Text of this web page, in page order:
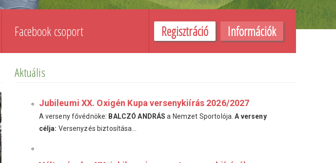
Facebook csoport Regisztráció Információk
Aktuális
Jubileumi XX. Oxigén Kupa versenykiírás 2026/2027
A verseny fővédnöke: BALCZÓ ANDRÁS a Nemzet Sportolója.A verseny
célja: Versenyzés biztosítása...